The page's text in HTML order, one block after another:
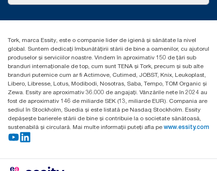
Essity Hungary Kft. Professional Hygiene
Budakeszi út 51.
Tork, marca Essity, este o companie lider de igienă și sănătate la nivel
global. Suntem dedicați îmbunătățirii stării de bine a oamenilor, cu ajutorul
produselor și serviciilor noastre. Vindem în aproximativ 150 de țări sub
branduri internaționale de top, cum sunt TENA și Tork, precum și sub alte
branduri puternice cum ar fi Actimove, Cutimed, JOBST, Knix, Leukoplast,
Libero, Libresse, Lotus, Modibodi, Nosotras, Saba, Tempo, TOM Organic și
Zewa. Essity are aproximativ 36.000 de angajați. Vânzările nete în 2024 au
fost de aproximativ 146 de miliarde SEK (13, miliarde EUR). Compania are
sediul în Stockholm, Suedia și este listată pe Nasdaq Stockholm. Essity
depășește barierele stării de bine și contribuie la o societate sănătoasă,
sustenabilă și circulară. Mai multe informații puteți afla pe www.essity.com